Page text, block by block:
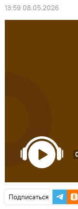
13:59 08.05.2026
Подписаться